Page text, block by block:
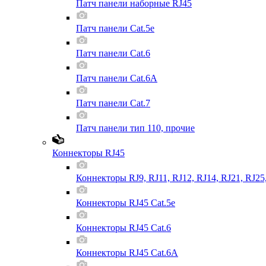
Патч панели наборные RJ45
Патч панели Cat.5e
Патч панели Cat.6
Патч панели Cat.6A
Патч панели Cat.7
Патч панели тип 110, прочие
Коннекторы RJ45
Коннекторы RJ9, RJ11, RJ12, RJ14, RJ21,
Коннекторы RJ45 Cat.5e
Коннекторы RJ45 Cat.6
Коннекторы RJ45 Cat.6A